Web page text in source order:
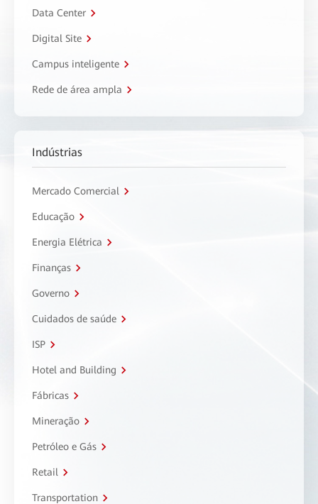
Data Center
Digital Site
Campus inteligente
Rede de área ampla
Indústrias
Mercado Comercial
Educação
Energia Elétrica
Finanças
Governo
Cuidados de saúde
ISP
Hotel and Building
Fábricas
Mineração
Petróleo e Gás
Retail
Transportation